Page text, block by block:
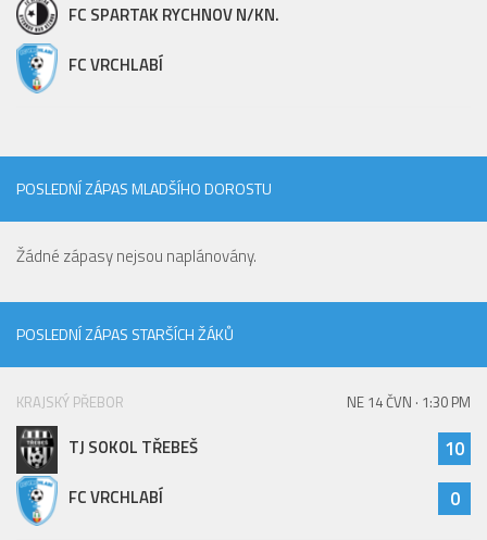
FC SPARTAK RYCHNOV N/KN.
FC VRCHLABÍ
POSLEDNÍ ZÁPAS MLADŠÍHO DOROSTU
Žádné zápasy nejsou naplánovány.
POSLEDNÍ ZÁPAS STARŠÍCH ŽÁKŮ
KRAJSKÝ PŘEBOR NE 14 ČVN · 1:30 PM
TJ SOKOL TŘEBEŠ 10
FC VRCHLABÍ 0